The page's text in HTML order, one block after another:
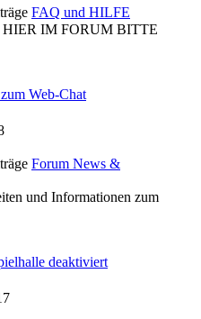
FAQ und HILFE
IM FORUM BITTE
Web-Chat
Forum News &
und Informationen zum
deaktiviert